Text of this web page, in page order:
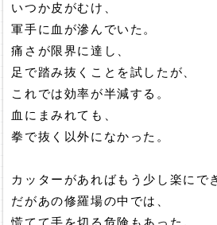
いつか皮がむけ、
軍手に血が滲んでいた。
痛さが限界に達し、
足で踏み抜くことを試したが、
これでは効率が半減する。
血にまみれても、
拳で抜く以外になかった。
カッターがあればもう少し楽にで
だがあの修羅場の中では、
慌てて手を切る危険もあった。